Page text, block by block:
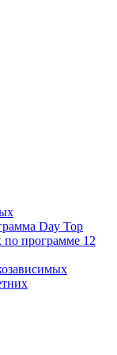
Day Top
по программе 12